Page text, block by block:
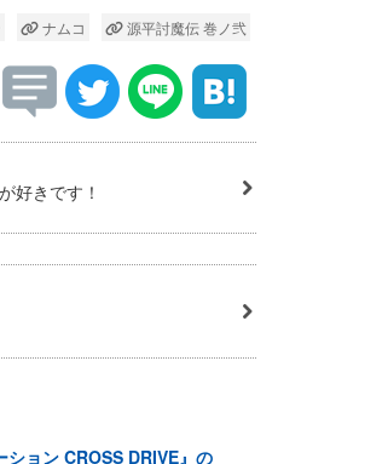
ナムコ 源平討魔伝 巻ノ弐
好きです！
ション CROSS DRIVE』の